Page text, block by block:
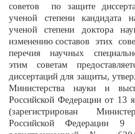
советов по защите
ученой степени кандидата
ученой степени доктора
изменению составов этих
перечия научных
этим советам
диссертаций для защиты,
Министерства науки и
Российской Федерации от 13
(зарегистрирован
Российской Федерации